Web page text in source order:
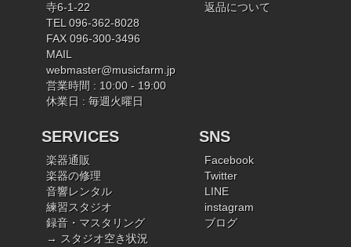
寺6-1-22
TEL 096-362-8028
FAX 096-300-3496
MAIL
webmaster@musicfarm.jp
営業時間 : 10:00 - 19:00
休業日 : 毎週火曜日
返品について
SERVICES
楽器通販
楽器の修理
音響レンタル
練習スタジオ
録音・マスタリング
→ スタジオ空き状況
SNS
Facebook
Twitter
LINE
instagram
ブログ